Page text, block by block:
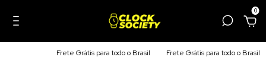
0
Frete Grátis para todo o Brasil Frete Grátis para todo o Brasil